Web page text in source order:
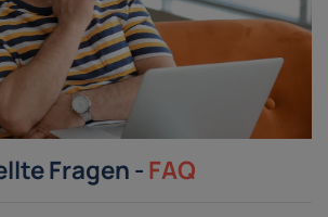
Fragen -FAQ